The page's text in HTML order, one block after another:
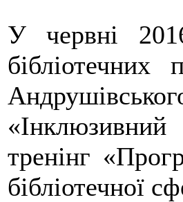
У червні
бібліотечних
тренінг
бібліотечної